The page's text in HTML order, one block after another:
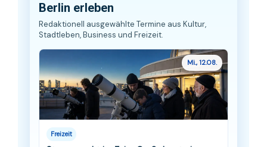
Berlin erleben
Redaktionell ausgewählte Termine aus Kultur,
Stadtleben, Business und Freizeit.
Mi., 12.08.
Freizeit